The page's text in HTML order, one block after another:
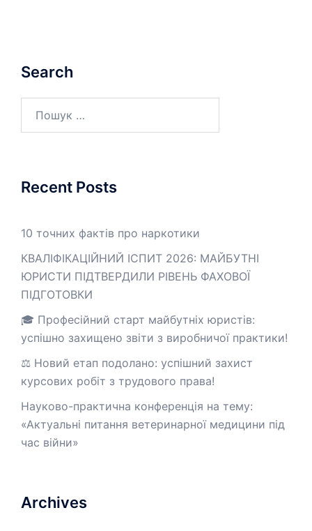
Search
Recent Posts
10 точних фактів про наркотики
КВАЛІФІКАЦІЙНИЙ ІСПИТ 2026: МАЙБУТНІ
ЮРИСТИ ПІДТВЕРДИЛИ РІВЕНЬ ФАХОВОЇ
ПІДГОТОВКИ
🎓 Професійний старт майбутніх юристів:
успішно захищено звіти з виробничої практики!
⚖️ Новий етап подолано: успішний захист
курсових робіт з трудового права!
Науково-практична конференція на тему:
«Актуальні питання ветеринарної медицини під
час війни»
Archives